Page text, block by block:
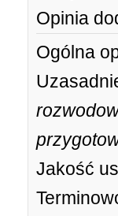
Opinia
Ogólna
Jakość